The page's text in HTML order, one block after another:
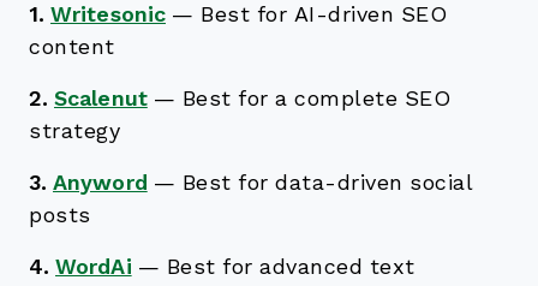
1. Writesonic — Best for AI-driven SEO
content
2. Scalenut — Best for a complete SEO
strategy
3. Anyword — Best for data-driven social
posts
4. WordAi — Best for advanced text